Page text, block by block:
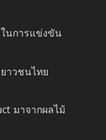
นการแข่งขัน
าวชนไทย
มาจากผลไม้